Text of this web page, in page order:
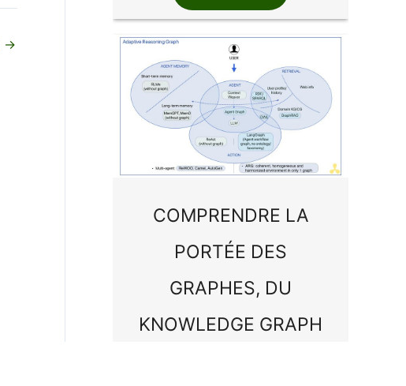
→
COMPRENDRE LA
PORTÉE DES
GRAPHES, DU
KNOWLEDGE GRAPH